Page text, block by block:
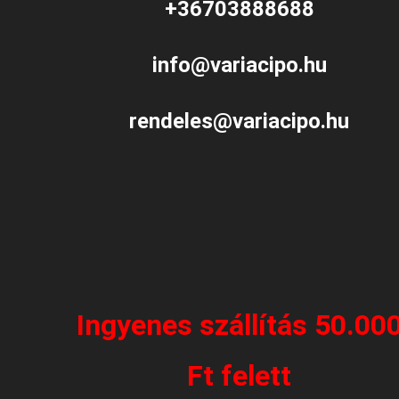
+36703888688
info@variacipo.hu
rendeles@variacipo.hu
Ingyenes szállítás
Ft felett